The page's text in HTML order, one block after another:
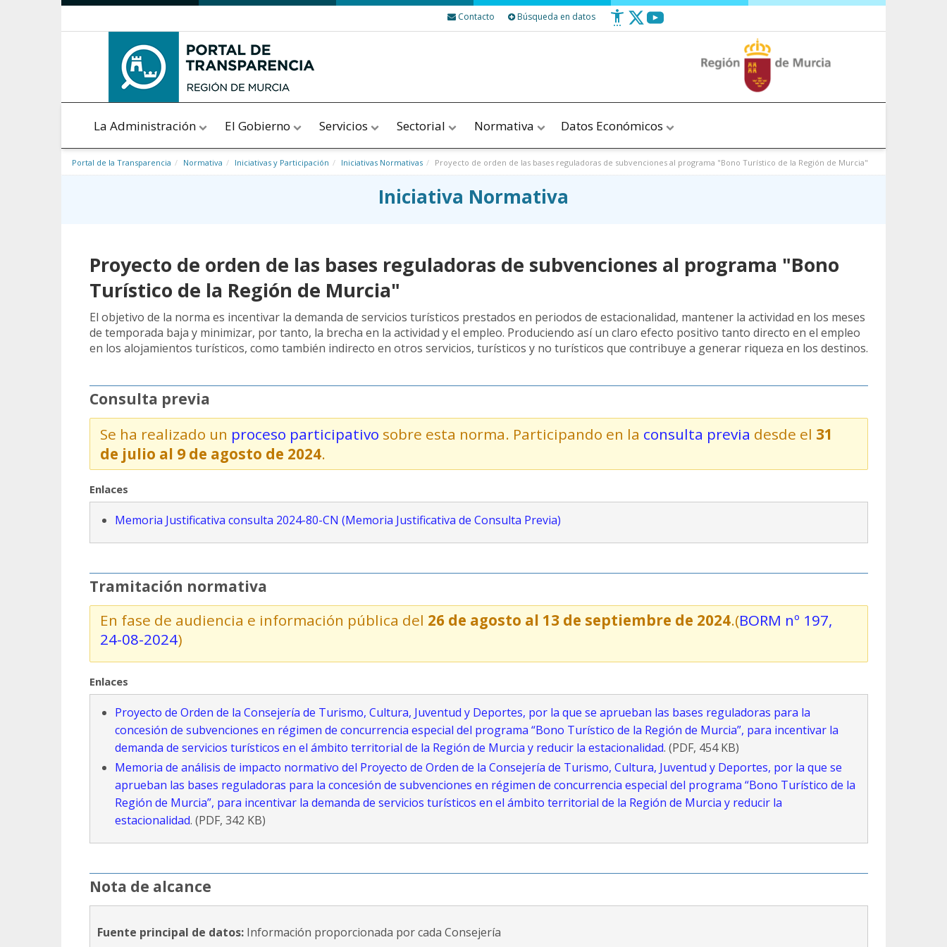
Saltar al contenido
Contacto Búsqueda en datos
La Administración El Gobierno Servicios Sectorial Normativa Datos Económicos
Portal de la Transparencia Normativa Iniciativas y Participación Iniciativas Normativas Proyecto de orden de las bases reguladoras de subvenciones al programa "Bono Turístico de la Región de Murcia"
Iniciativa Normativa
Proyecto de orden de las bases reguladoras de subvenciones al programa "Bono
Turístico de la Región de Murcia"
El objetivo de la norma es incentivar la demanda de servicios turísticos prestados en periodos de estacionalidad, mantener la actividad en los meses
de temporada baja y minimizar, por tanto, la brecha en la actividad y el empleo. Produciendo así un claro efecto positivo tanto directo en el empleo
en los alojamientos turísticos, como también indirecto en otros servicios, turísticos y no turísticos que contribuye a generar riqueza en los destinos.
Consulta previa
Se ha realizado un proceso participativo sobre esta norma. Participando en la consulta previa desde el 31
de julio al 9 de agosto de 2024.
Enlaces
Memoria Justificativa consulta 2024-80-CN (Memoria Justificativa de Consulta Previa)
Tramitación normativa
En fase de audiencia e información pública del 26 de agosto al 13 de septiembre de 2024.(BORM nº 197,
24-08-2024)
Enlaces
Proyecto de Orden de la Consejería de Turismo, Cultura, Juventud y Deportes, por la que se aprueban las bases reguladoras para la
concesión de subvenciones en régimen de concurrencia especial del programa “Bono Turístico de la Región de Murcia”, para incentivar la
demanda de servicios turísticos en el ámbito territorial de la Región de Murcia y reducir la estacionalidad. (PDF, 454 KB)
Memoria de análisis de impacto normativo del Proyecto de Orden de la Consejería de Turismo, Cultura, Juventud y Deportes, por la que se
aprueban las bases reguladoras para la concesión de subvenciones en régimen de concurrencia especial del programa “Bono Turístico de la
Región de Murcia”, para incentivar la demanda de servicios turísticos en el ámbito territorial de la Región de Murcia y reducir la
estacionalidad. (PDF, 342 KB)
Nota de alcance
Fuente principal de datos: Información proporcionada por cada Consejería